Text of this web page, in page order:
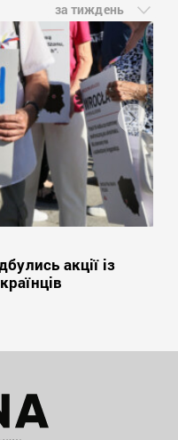
за тиждень
акції із